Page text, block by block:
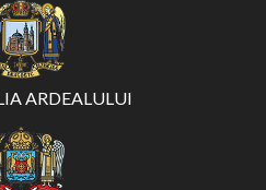
ARDEALULUI